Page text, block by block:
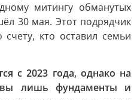
митингу обманутых
30 мая. Этот подрядчик
кто оставил семьи
с 2023 года, однако на
лишь фундаменты и